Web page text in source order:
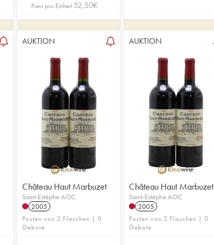
Preis pro Einheit 52,50€
AUKTION
Château Haut Marbuzet
Saint-Estèphe AOC
2005
Posten von 2 Flaschen | 0
Gebote
AUKTION
Château Haut Marbuzet
Saint-Estèphe AOC
2005
Posten von 2 Flaschen | 0
Gebote